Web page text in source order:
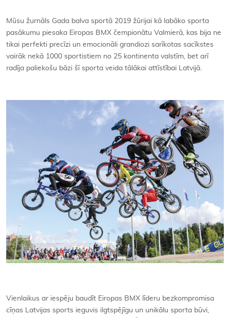
Kontakti
Mūsu žurnāls Gada balva sportā 2019 žūrijai kā labāko sporta
pasākumu piesaka Eiropas BMX čempionātu Valmierā, kas bija ne
tikai perfekti precīzi un emocionāli grandiozi sarīkotas sacīkstes
vairāk nekā 1000 sportistiem no 25 kontinenta valstīm, bet arī
radīja paliekošu bāzi šī sporta veida tālākai attīstībai Latvijā.
Vienlaikus ar iespēju baudīt Eiropas BMX līderu bezkompromisa
cīņas Latvijas sports ieguvis ilgtspējīgu un unikālu sporta būvi,